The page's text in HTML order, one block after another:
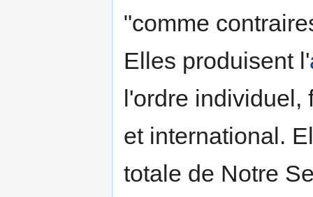
"comme
Elles produisent l'
l'ordre individuel,
et international.
totale de Notre